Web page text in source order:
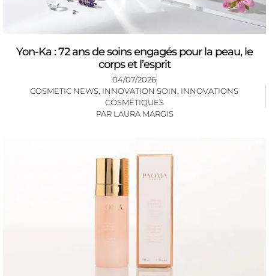
Yon-Ka : 72 ans de soins engagés pour la peau, le
corps et l’esprit
04/07/2026
COSMETIC NEWS INNOVATION SOIN INNOVATIONS
COSMÉTIQUES
PAR LAURA MARGIS